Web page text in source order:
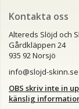
Kontakta oss
Altereds Slöjd och
Gårdkläppen 24
935 92 Norsjö
info@slojd-skinn.se
OBS skriv inte in
känslig